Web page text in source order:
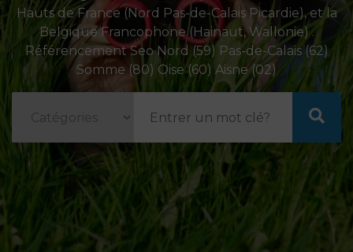
Hauts de France (Nord Pas-de-Calais Picardie), et la
Belgique Francophone (Hainaut, Wallonie) .
Référencement Seo Nord (59) Pas-de-Calais (62)
Somme (80) Oise (60) Aisne (02)